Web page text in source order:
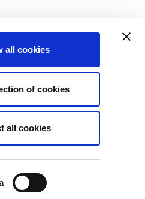
all cookies
of cookies
all cookies
2023